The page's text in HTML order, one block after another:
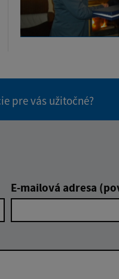
pre vás užitočné?
E-mailová adresa